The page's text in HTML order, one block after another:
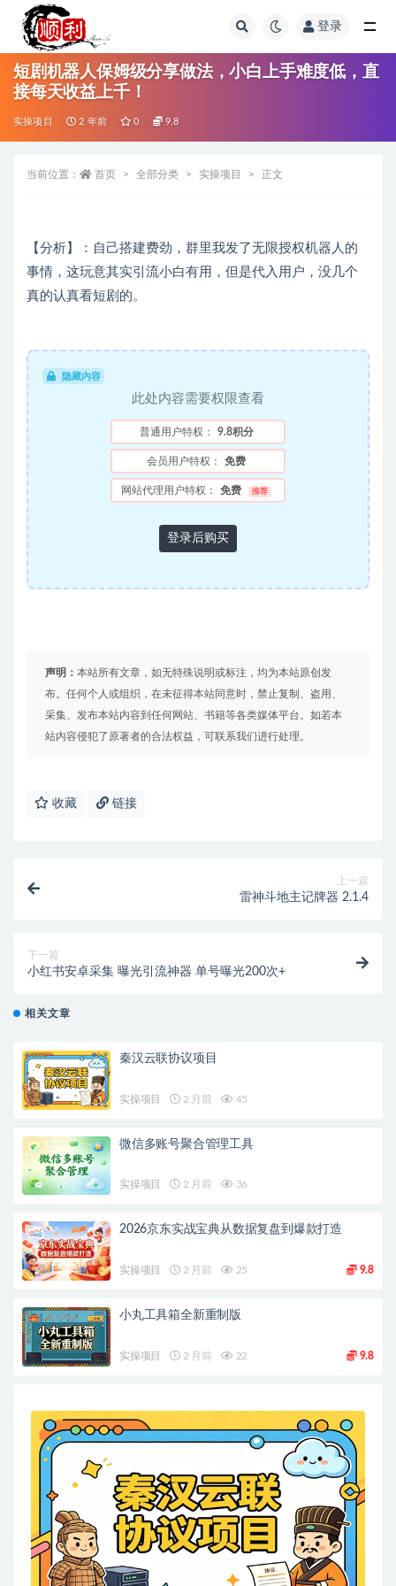
登录
短剧机器人保姆级分享做法，小白上手难度低，直
接每天收益上千！
实操项目 2 年前 0 9.8
当前位置： 首页 全部分类 实操项目 正文
【分析】：自己搭建费劲，群里我发了无限授权机器人的
事情，这玩意其实引流小白有用，但是代入用户，没几个
真的认真看短剧的。
隐藏内容
此处内容需要权限查看
普通用户特权： 9.8积分
会员用户特权： 免费
网站代理用户特权： 免费 推荐
登录后购买
声明： 本站所有文章，如无特殊说明或标注，均为本站原创发
布。任何个人或组织，在未征得本站同意时，禁止复制、盗用、
采集、发布本站内容到任何网站、书籍等各类媒体平台。如若本
站内容侵犯了原著者的合法权益，可联系我们进行处理。
收藏 链接
上一篇
雷神斗地主记牌器 2.1.4
下一篇
小红书安卓采集 曝光引流神器 单号曝光200次+
相关文章
秦汉云联协议项目
实操项目 2 月前 45
微信多账号聚合管理工具
实操项目 2 月前 36
2026京东实战宝典从数据复盘到爆款打造
实操项目 2 月前 25 9.8
小丸工具箱全新重制版
实操项目 2 月前 22 9.8
全部